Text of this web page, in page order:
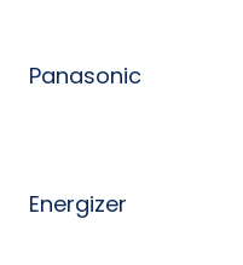
Panasonic
Energizer